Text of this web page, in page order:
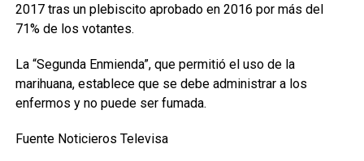
2017 tras un plebiscito aprobado en 2016 por más del
71% de los votantes.
La “Segunda Enmienda”, que permitió el uso de la
marihuana, establece que se debe administrar a los
enfermos y no puede ser fumada.
Fuente Noticieros Televisa